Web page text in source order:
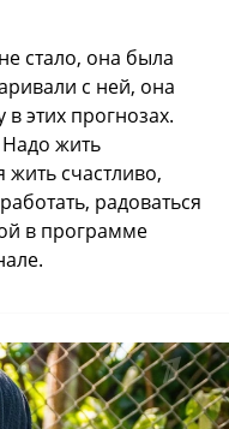
стало, она была
с ней, она
в этих прогнозах.
жить
счастливо,
радоваться
в программе